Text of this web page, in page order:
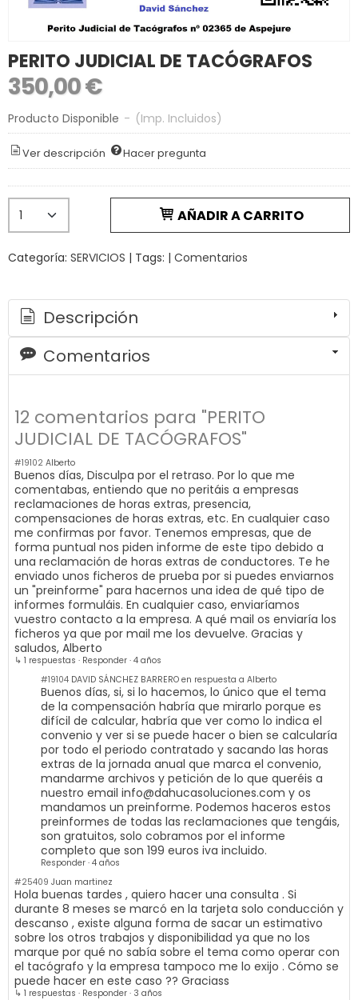
PERITO JUDICIAL DE TACÓGRAFOS
350,00 €
Producto Disponible - (Imp. Incluidos)
Ver descripción Hacer pregunta
AÑADIR A CARRITO
Categoría: SERVICIOS | Tags: | Comentarios
Descripción
Comentarios
12 comentarios para "PERITO
JUDICIAL DE TACÓGRAFOS"
#19102 Alberto
Buenos días, Disculpa por el retraso. Por lo que me
comentabas, entiendo que no peritáis a empresas
reclamaciones de horas extras, presencia,
compensaciones de horas extras, etc. En cualquier caso
me confirmas por favor. Tenemos empresas, que de
forma puntual nos piden informe de este tipo debido a
una reclamación de horas extras de conductores. Te he
enviado unos ficheros de prueba por si puedes enviarnos
un "preinforme" para hacernos una idea de qué tipo de
informes formuláis. En cualquier caso, enviaríamos
vuestro contacto a la empresa. A qué mail os enviaría los
ficheros ya que por mail me los devuelve. Gracias y
saludos, Alberto
↳ 1 respuestas · Responder · 4 años
#19104
DAVID SÁNCHEZ BARRERO en respuesta a Alberto
Buenos días, si, si lo hacemos, lo único que el tema
de la compensación habría que mirarlo porque es
difícil de calcular, habría que ver como lo indica el
convenio y ver si se puede hacer o bien se calcularía
por todo el periodo contratado y sacando las horas
extras de la jornada anual que marca el convenio,
mandarme archivos y petición de lo que queréis a
nuestro email info@dahucasoluciones.com y os
mandamos un preinforme. Podemos haceros estos
preinformes de todas las reclamaciones que tengáis,
son gratuitos, solo cobramos por el informe
completo que son 199 euros iva incluido.
Responder · 4 años
#25409 Juan martinez
Hola buenas tardes , quiero hacer una consulta . Si
durante 8 meses se marcó en la tarjeta solo conducción y
descanso , existe alguna forma de sacar un estimativo
sobre los otros trabajos y disponibilidad ya que no los
marque por qué no sabía sobre el tema como operar con
el tacógrafo y la empresa tampoco me lo exijo . Cómo se
puede hacer en este caso ?? Graciass
↳ 1 respuestas · Responder · 3 años